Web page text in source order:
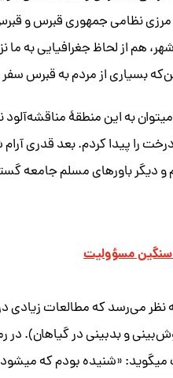
[در نیکوزیا از سال ۱۹۷۴ مرزی نظامی
هم از لحاظ جغرافیایی به ما
بسیاری از مردم به قبرس سفر
به این منطقۀ
را پیدا کردم. بعد قدری آرام
و دیگر باورهای مسلم
سنگین مسؤولیت
نظر می‌رسد که مطالعات زیادی
و بدبینی در گیاهان).
«شنیده بودم که